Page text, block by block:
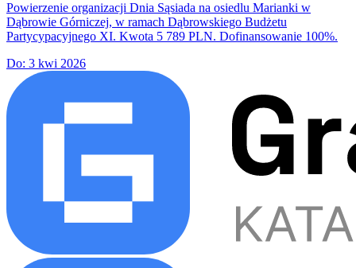
Powierzenie organizacji Dnia Sąsiada na osiedlu Marianki w
Dąbrowie Górniczej, w ramach Dąbrowskiego Budżetu
Partycypacyjnego XI. Kwota 5 789 PLN. Dofinansowanie 100%.
Do: 3 kwi 2026